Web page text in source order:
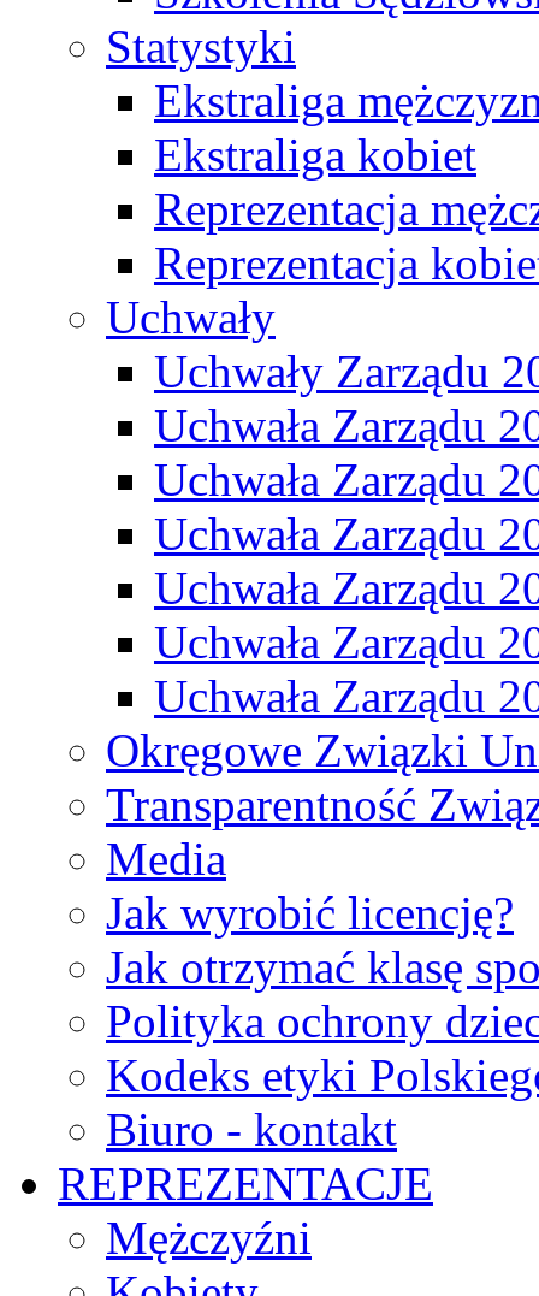
Statystyki
Ekstraliga
Ekstraliga kobiet
Reprezentacja
Reprezentacja
Uchwały
Uchwały Zarządu
Uchwała Zarządu
Uchwała Zarządu
Uchwała Zarządu
Uchwała Zarządu
Uchwała Zarządu
Uchwała Zarządu
Okręgowe Związki
Transparentność
Media
Jak wyrobić licencję?
Jak otrzymać klasę
Polityka ochrony
Kodeks etyki
Biuro - kontakt
REPREZENTACJE
Mężczyźni